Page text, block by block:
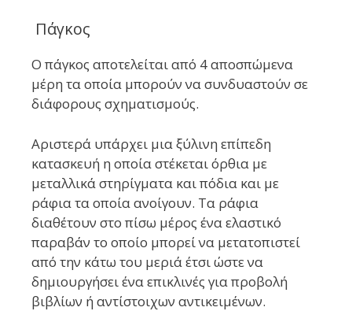
Πάγκος
Ο πάγκος αποτελείται από 4 αποσπώμενα
μέρη τα οποία μπορούν να συνδυαστούν σε
διάφορους σχηματισμούς.
Αριστερά υπάρχει μια ξύλινη επίπεδη
κατασκευή η οποία στέκεται όρθια με
μεταλλικά στηρίγματα και πόδια και με
ράφια τα οποία ανοίγουν. Τα ράφια
διαθέτουν στο πίσω μέρος ένα ελαστικό
παραβάν το οποίο μπορεί να μετατοπιστεί
από την κάτω του μεριά έτσι ώστε να
δημιουργήσει ένα επικλινές για προβολή
βιβλίων ή αντίστοιχων αντικειμένων.